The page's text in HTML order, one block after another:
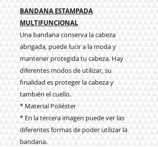
BANDANA ESTAMPADA
MULTIFUNCIONAL
Una bandana conserva la cabeza
abrigada, puede lucir a la moda y
mantener protegida tu cabeza. Hay
diferentes modos de utilizar, su
finalidad es proteger la cabeza y
también el cuello.
* Material Poliéster
* En la tercera imagen puede ver las
diferentes formas de poder utilizar la
bandana.